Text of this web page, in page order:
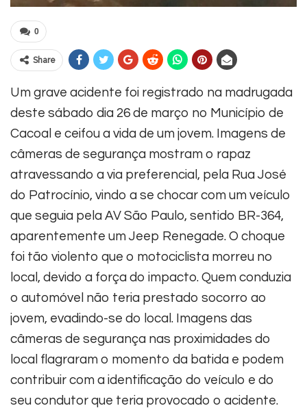
0
Share
Um grave acidente foi registrado na madrugada
deste sábado dia 26 de março no Município de
Cacoal e ceifou a vida de um jovem. Imagens de
câmeras de segurança mostram o rapaz
atravessando a via preferencial, pela Rua José
do Patrocínio, vindo a se chocar com um veículo
que seguia pela AV São Paulo, sentido BR-364,
aparentemente um Jeep Renegade. O choque
foi tão violento que o motociclista morreu no
local, devido a força do impacto. Quem conduzia
o automóvel não teria prestado socorro ao
jovem, evadindo-se do local. Imagens das
câmeras de segurança nas proximidades do
local flagraram o momento da batida e podem
contribuir com a identificação do veículo e do
seu condutor que teria provocado o acidente.